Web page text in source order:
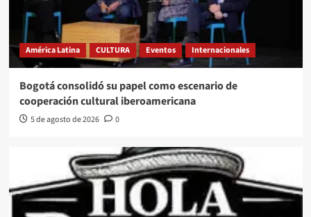
América Latina CULTURA Eventos Internacionales
Bogotá consolidó su papel como escenario de
cooperación cultural iberoamericana
5 de agosto de 2026 0